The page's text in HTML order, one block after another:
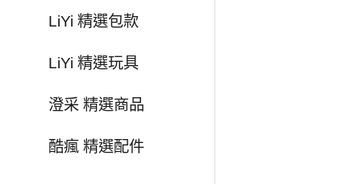
LiYi 精選包款
LiYi 精選玩具
澄采 精選商品
酷瘋 精選配件